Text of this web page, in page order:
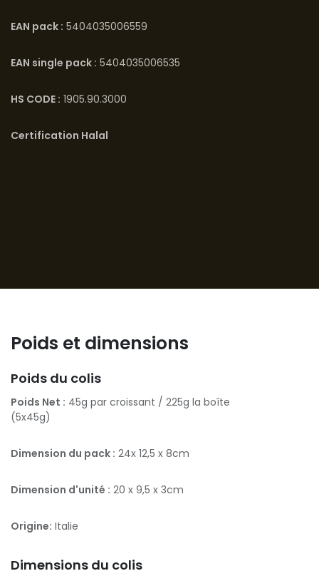
EAN pack : 5404035006559
EAN single pack : 5404035006535
HS CODE : 1905.90.3000
Certification Halal
Poids et dimensions
Poids du colis
Poids Net : 45g par croissant / 225g la boîte
(5x45g)
Dimension du pack : 24x 12,5 x 8cm
Dimension d'unité : 20 x 9,5 x 3cm
Origine: Italie
Dimensions du colis